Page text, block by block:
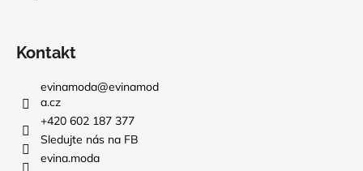
Kontakt
evinamoda@evinamod
a.cz
+420 602 187 377
Sledujte nás na FB
evina.moda